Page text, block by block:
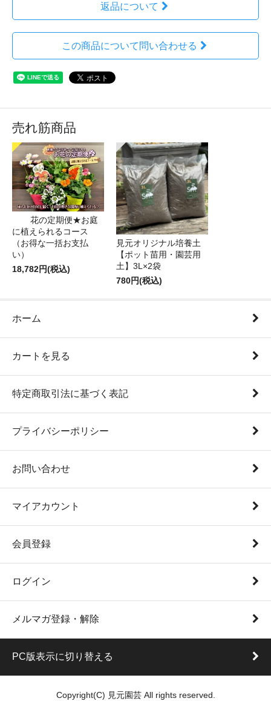
返品について
この商品について問い合わせる
売れ筋商品
花の定期便★お庭
に植えられるコース
（お得な一括お支払
い）
18,782円(税込)
見元オリジナル培養土
【ポット苗用・園芸用
土】3L×2袋
780円(税込)
ホーム
カートを見る
特定商取引法に基づく表記
プライバシーポリシー
お問い合わせ
マイアカウント
会員登録
ログイン
メルマガ登録・解除
PC版表示に切り替える
Copyright(C) 見元園芸 All rights reserved.